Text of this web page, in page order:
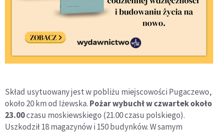
Skład usytuowany jest w pobliżu miejscowości Pugaczewo,
około 20 km od Iżewska. Pożar wybuchł w czwartek około
23.00czasu moskiewskiego (21.00 czasu polskiego).
Uszkodził 18 magazynów i 150 budynków. W samym